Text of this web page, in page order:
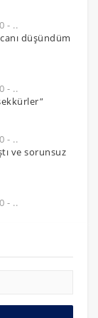
- ..
düşündüm
- ..
"
- ..
ve sorunsuz
- ..